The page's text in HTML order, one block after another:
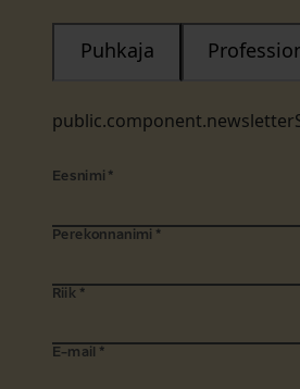
Puhkaja
Eesnimi *
Perekonnanimi *
Riik *
E-mail *